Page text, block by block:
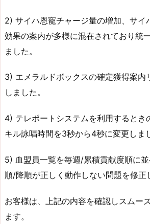
2) サイハ恩寵チャージ量の増加、サイ
効果の案内が多様に混在されており統
ました。
3) エメラルドボックスの確定獲得案内
しました。
4) テレポートシステムを利用するとき
キル詠唱時間を3秒から4秒に変更しま
5) 血盟員一覧を毎週/累積貢献度順に
順/降順が正しく動作しない問題を修正
お客様は、上記の内容を確認しスムー
ます。